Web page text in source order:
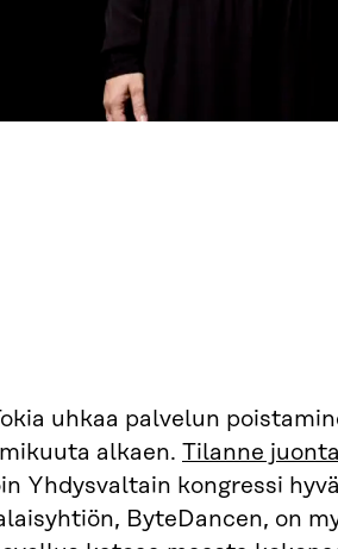
uhkaa palvelun
alkaen. Tilanne
Yhdysvaltain kongressi
ByteDancen, on